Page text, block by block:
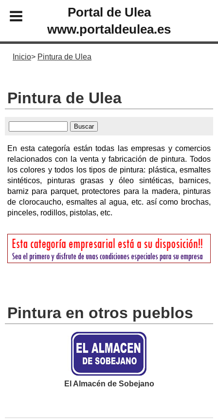
Portal de Ulea
www.portaldeulea.es
Inicio Pintura de Ulea
Pintura de Ulea
En esta categoría están todas las empresas y comercios
relacionados con la venta y fabricación de pintura. Todos
los colores y todos los tipos de pintura: plástica, esmaltes
sintéticos, pinturas grasas y óleo sintéticas, barnices,
barniz para parquet, protectores para la madera, pinturas
de clorocaucho, esmaltes al agua, etc. así como brochas,
pinceles, rodillos, pistolas, etc.
Pintura en otros pueblos
El Almacén de Sobejano